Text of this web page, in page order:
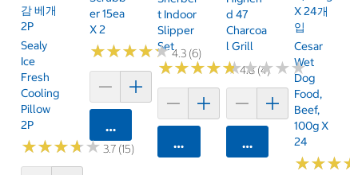
감 베개
2P
Sealy
Ice
Fresh
Cooling
Pillow
2P
★★★★★
★★★★★3.7 (15)
Er 15ea
X 2
★★★★★
★★★★★4.3 (6)
카트에 담기
T Indoor
Slipper
Set
★★★★★
★★★★★4.8 (4)
카트에 담기
D 47
Charcoa
L Grill
★★★★★
★★★★★
카트에 담기
X 24개
입
Cesar
Wet
Dog
Food,
Beef,
100g X
24
★★★
★★★